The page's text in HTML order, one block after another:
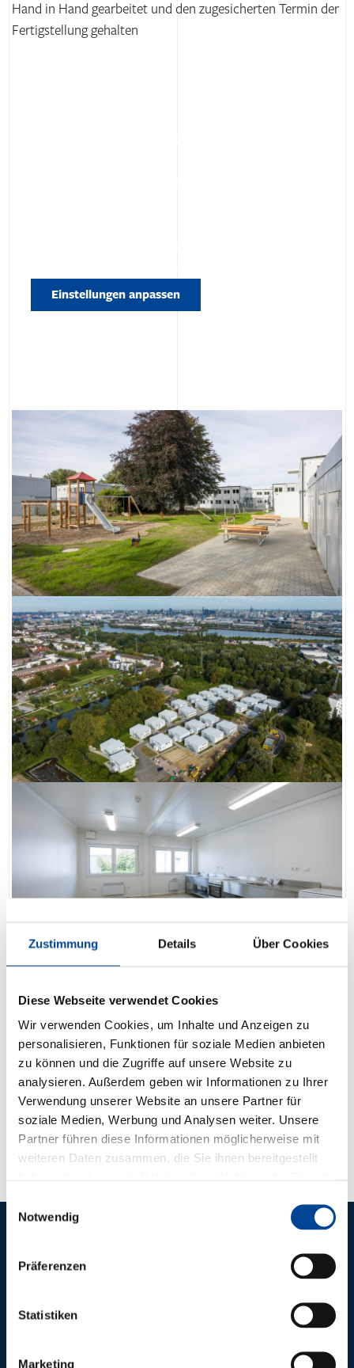
Zustimmung Details Über Cookies
Diese Webseite verwendet Cookies
Wir verwenden Cookies, um Inhalte und Anzeigen zu
personalisieren, Funktionen für soziale Medien anbieten
zu können und die Zugriffe auf unsere Website zu
analysieren. Außerdem geben wir Informationen zu Ihrer
Verwendung unserer Website an unsere Partner für
soziale Medien, Werbung und Analysen weiter. Unsere
Partner führen diese Informationen möglicherweise mit
weiteren Daten zusammen, die Sie ihnen bereitgestellt
Einwilligungsauswahl
Notwendig
Präferenzen
Statistiken
Marketing
Hand in Hand gearbeitet und den zugesicherten Termin der
Fertigstellung gehalten
Einstellungen anpassen
ZUKUNFTS­
WEISENDE